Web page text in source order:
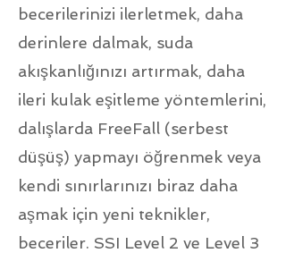
becerilerinizi ilerletmek, daha
derinlere dalmak, suda
akışkanlığınızı artırmak, daha
ileri kulak eşitleme yöntemlerini,
dalışlarda FreeFall (serbest
düşüş) yapmayı öğrenmek veya
kendi sınırlarınızı biraz daha
aşmak için yeni teknikler,
beceriler. SSI Level 2 ve Level 3